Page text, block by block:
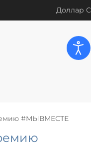
Доллар
#МЫВМЕСТЕ